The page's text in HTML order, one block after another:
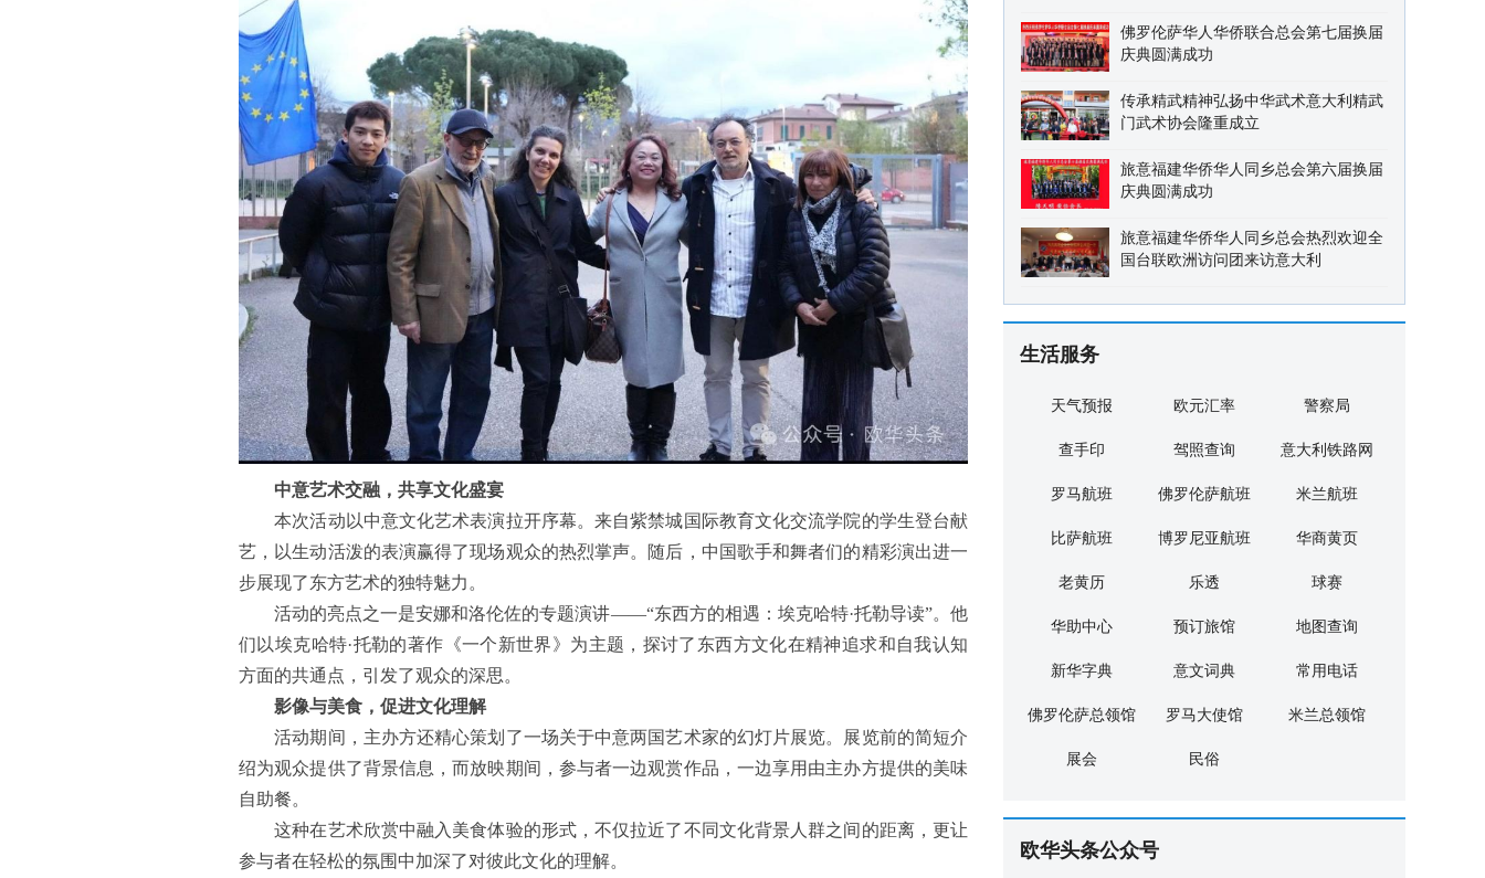
佛罗伦萨华人华侨联合总会第七届换届
庆典圆满成功
传承精武精神弘扬中华武术意大利精武
门武术协会隆重成立
旅意福建华侨华人同乡总会第六届换届
庆典圆满成功
旅意福建华侨华人同乡总会热烈欢迎全
国台联欧洲访问团来访意大利
生活服务
天气预报 欧元汇率 警察局
查手印 驾照查询 意大利铁路网
罗马航班 佛罗伦萨航班 米兰航班
比萨航班 博罗尼亚航班 华商黄页
老黄历 乐透 球赛
华助中心 预订旅馆 地图查询
新华字典 意文词典 常用电话
佛罗伦萨总领馆 罗马大使馆 米兰总领馆
展会 民俗
欧华头条公众号
中意艺术交融，共享文化盛宴
本次活动以中意文化艺术表演拉开序幕。来自紫禁城国际教育文化交流学院的学生登台献
艺，以生动活泼的表演赢得了现场观众的热烈掌声。随后，中国歌手和舞者们的精彩演出进一
步展现了东方艺术的独特魅力。
活动的亮点之一是安娜和洛伦佐的专题演讲——“东西方的相遇：埃克哈特·托勒导读”。他
们以埃克哈特·托勒的著作《一个新世界》为主题，探讨了东西方文化在精神追求和自我认知
方面的共通点，引发了观众的深思。
影像与美食，促进文化理解
活动期间，主办方还精心策划了一场关于中意两国艺术家的幻灯片展览。展览前的简短介
绍为观众提供了背景信息，而放映期间，参与者一边观赏作品，一边享用由主办方提供的美味
自助餐。
这种在艺术欣赏中融入美食体验的形式，不仅拉近了不同文化背景人群之间的距离，更让
参与者在轻松的氛围中加深了对彼此文化的理解。